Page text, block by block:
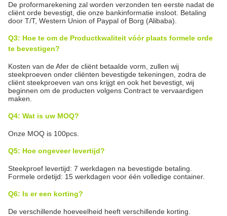
De proformarekening zal worden verzonden ten eerste nadat de
cliënt orde bevestigt, die onze bankinformatie insloot. Betaling
door T/T, Western Union of Paypal of Borg (Alibaba).
Q3: Hoe te om de Productkwaliteit vóór plaats formele orde
te bevestigen?
Kosten van de Afer de cliënt betaalde vorm, zullen wij
steekproeven onder cliënten bevestigde tekeningen, zodra de
cliënt steekproeven van ons krijgt en ook het bevestigt, wij
beginnen om de producten volgens Contract te vervaardigen
maken.
Q4: Wat is uw MOQ?
Onze MOQ is 100pcs.
Q5: Hoe ongeveer levertijd?
Steekproef levertijd: 7 werkdagen na bevestigde betaling.
Formele ordetijd: 15 werkdagen voor één volledige container.
Q6: Is er een korting?
De verschillende hoeveelheid heeft verschillende korting.